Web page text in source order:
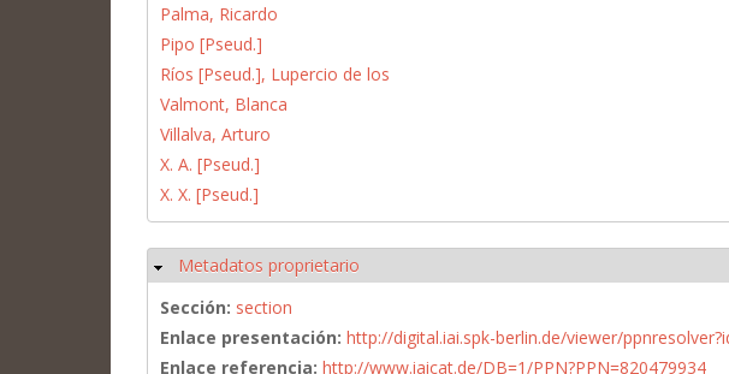
Palma, Ricardo
Pipo [Pseud.]
Ríos [Pseud.], Lupercio de los
Valmont, Blanca
Villalva, Arturo
X. A. [Pseud.]
X. X. [Pseud.]
Ocultar
Metadatos proprietario
Sección: section
Enlace presentación: http://digital.iai.spk-berlin.de/viewer/
Enlace referencia: http://www.iaicat.de/DB=1/PPN?PPN=820479934